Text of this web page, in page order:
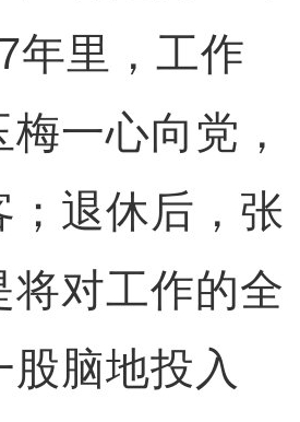
年里，工作
一心向党，
；退休后，张
将对工作的全
脑地投入